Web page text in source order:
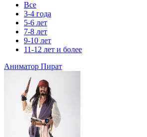
Все
3-4 года
5-6 лет
7-8 лет
9-10 лет
11-12 лет и более
Аниматор Пират